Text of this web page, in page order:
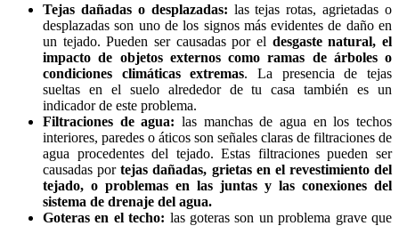
Tejas dañadas o desplazadas: las tejas rotas, agrietadas o
desplazadas son uno de los signos más evidentes de daño en
un tejado. Pueden ser causadas por el desgaste natural, el
impacto de objetos externos como ramas de árboles o
condiciones climáticas extremas. La presencia de tejas
sueltas en el suelo alrededor de tu casa también es un
indicador de este problema.
Filtraciones de agua: las manchas de agua en los techos
interiores, paredes o áticos son señales claras de filtraciones de
agua procedentes del tejado. Estas filtraciones pueden ser
causadas portejas dañadas, grietas en el revestimiento del
tejado, o problemas en las juntas y las conexiones del
sistema de drenaje del agua.
Goteras en el techo: las goteras son un problema grave que